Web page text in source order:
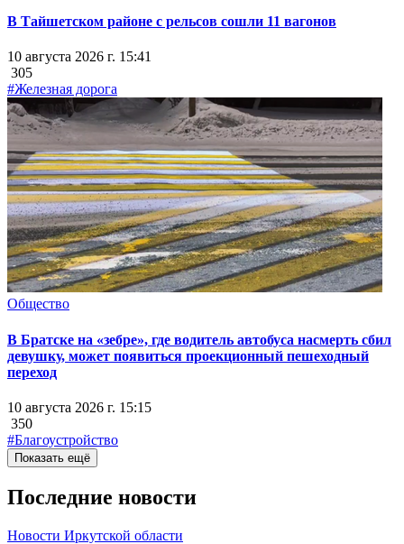
В Тайшетском районе с рельсов сошли 11 вагонов
10 августа 2026 г. 15:41
305
#Железная дорога
Общество
В Братске на «зебре», где водитель автобуса насмерть сбил
девушку, может появиться проекционный пешеходный
переход
10 августа 2026 г. 15:15
350
#Благоустройство
Показать ещё
Последние новости
Новости Иркутской области